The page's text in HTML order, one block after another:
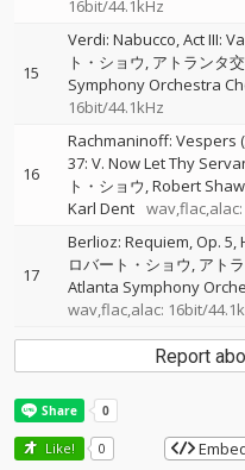
16bit/44.1kHz
15
Verdi: Nabucco, Act III:
ト・ショウ アトランタ
Symphony Orchestra
16bit/44.1kHz
16
Rachmaninoff: Vespers
37: V. Now Let Thy
ト・ショウ Robert
Karl Dent
17
Berlioz: Requiem, Op. 5,
ロバート・ショウ アト
Atlanta Symphony
wav,flac,alac: 16bit/
Report
Like! 0